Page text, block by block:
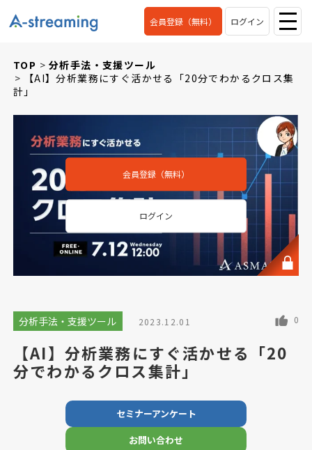
会員登録（無料） ログイン
TOP
分析手法・支援ツール
【AI】分析業務にすぐ活かせる「20分でわかるクロス集
計」
会員登録（無料）
ログイン
分析手法・支援ツール 2023.12.01 0
【AI】分析業務にすぐ活かせる「20
分でわかるクロス集計」
セミナーアンケート
お問い合わせ